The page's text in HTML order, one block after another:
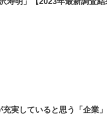
充実していると思う「企業